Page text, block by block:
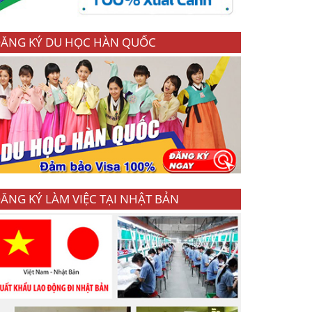
KÝ DU HỌC HÀN QUỐC
KÝ LÀM VIỆC TẠI NHẬT BẢN